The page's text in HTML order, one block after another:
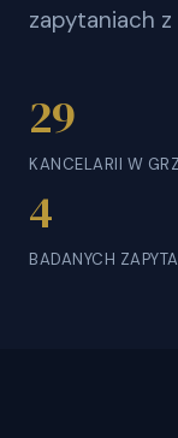
zapytaniach
29
KANCELARII W
4
BADANYCH